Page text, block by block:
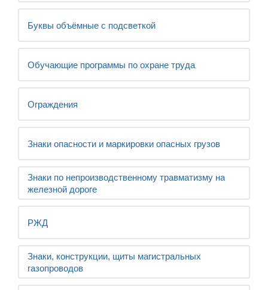
Буквы объёмные с подсветкой
Обучающие программы по охране труда
Ограждения
Знаки опасности и маркировки опасных грузов
Знаки по непроизводственному травматизму на
железной дороге
РЖД
Знаки, конструкции, щиты магистральных
газопроводов